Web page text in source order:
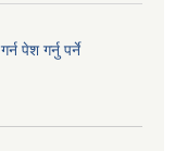
पेश गर्नु पर्ने